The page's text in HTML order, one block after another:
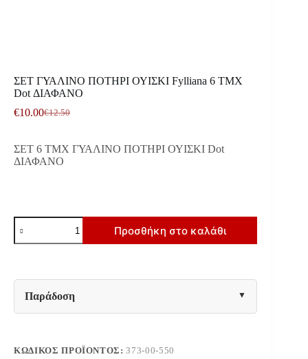
ΣΕΤ ΓΥΑΛΙΝΟ ΠΟΤΗΡΙ ΟΥΙΣΚΙ Fylliana 6 ΤΜΧ
Dot ΔΙΑΦΑΝΟ
€12.50
Original
was:
€12.50.
€10.00Η
τιμή
είναι:
€10.00.
ΣΕΤ 6 ΤΜΧ ΓΥΑΛΙΝΟ ΠΟΤΗΡΙ ΟΥΙΣΚΙ Dot
ΔΙΑΦΑΝΟ
ΣΕΤ
ΓΥΑΛΙΝΟ
ΠΟΤΗΡΙ
6
ΤΜΧ
Dot
ΔΙΑΦΑΝΟ
Προσθήκη στο καλάθι
Παράδοση
ΚΩΔΙΚΌΣ ΠΡΟΪΌΝΤΟΣ:373-00-550